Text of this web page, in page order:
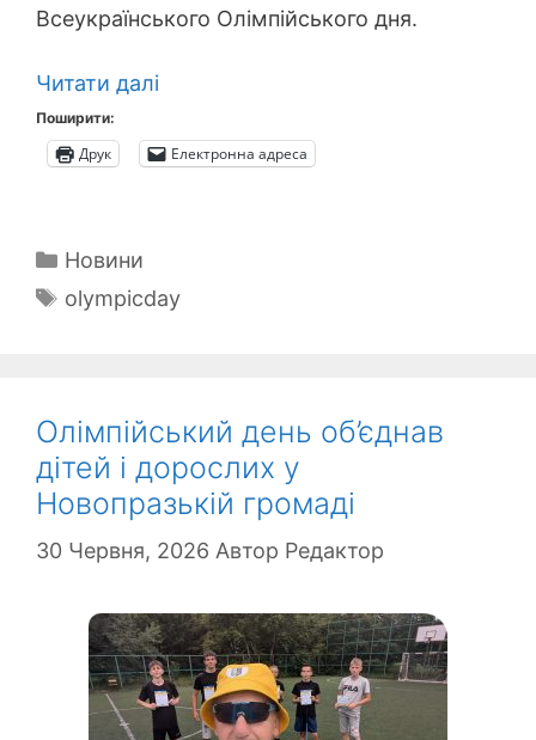
Всеукраїнського Олімпійського дня.
Читати далі
Поширити:
Друк Електронна адреса
Категорії
Новини
Позначки
olympicday
Олімпійський день об’єднав
дітей і дорослих у
Новопразькій громаді
30 Червня, 2026 Автор Редактор